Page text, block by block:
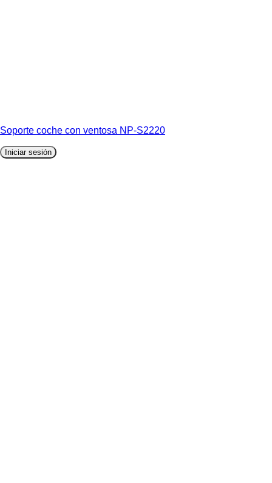
Soporte coche con ventosa NP-S2220
Iniciar sesión